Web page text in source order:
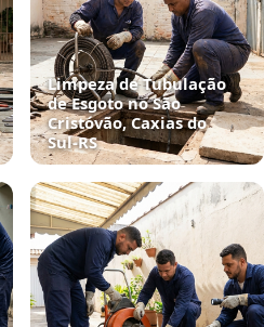
Limpeza de Tubulação
de Esgoto no São
Cristóvão, Caxias do
Sul‑RS